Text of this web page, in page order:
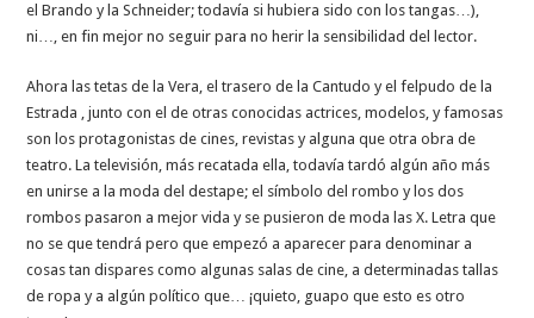
el Brando y la Schneider; todavía si hubiera sido con los tangas…),
ni…, en fin mejor no seguir para no herir la sensibilidad del lector.
Ahora las tetas de la Vera, el trasero de la Cantudo y el felpudo de la
Estrada , junto con el de otras conocidas actrices, modelos, y famosas
son los protagonistas de cines, revistas y alguna que otra obra de
teatro. La televisión, más recatada ella, todavía tardó algún año más
en unirse a la moda del destape; el símbolo del rombo y los dos
rombos pasaron a mejor vida y se pusieron de moda las X. Letra que
no se que tendrá pero que empezó a aparecer para denominar a
cosas tan dispares como algunas salas de cine, a determinadas tallas
de ropa y a algún político que… ¡quieto, guapo que esto es otro